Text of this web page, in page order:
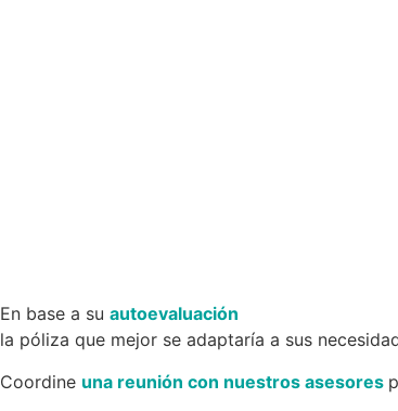
En base a su autoevaluación
la póliza que mejor se adaptaría a sus
Coordine una reunión con nuestros asesores